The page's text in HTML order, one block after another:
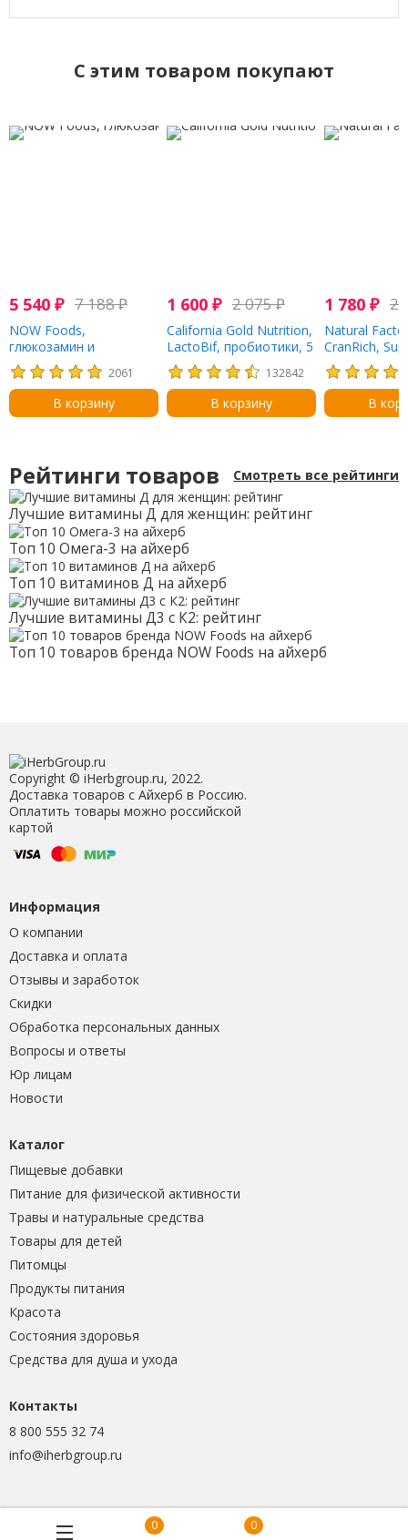
C этим товаром покупают
5 540 ₽ 7 188₽
NOW Foods,
глюкозамин и
хондроитин, с
повышенной силой
действия, 120 таблеток
2061
В корзину
1 600 ₽ 2 075₽
California Gold Nutrition,
LactoBif, пробиотики, 5
млрд КОЕ, 60
растительных капсул
132842
В корзину
1 780 ₽ 2
Natural
CranRich,
Strength,
клюквы, 500
капсул
В
Рейтинги товаров Смотреть все рейтинги
Лучшие витамины Д для женщин: рейтинг
Топ 10 Омега-3 на айхерб
Топ 10 витаминов Д на айхерб
Лучшие витамины Д3 с К2: рейтинг
Топ 10 товаров бренда NOW Foods на айхерб
Copyright © iHerbgroup.ru, 2022.
Доставка товаров с Айхерб в Россию.
Оплатить товары можно российской
картой
Информация
О компании
Доставка и оплата
Отзывы и заработок
Скидки
Обработка персональных данных
Вопросы и ответы
Юр лицам
Новости
Каталог
Пищевые добавки
Питание для физической активности
Травы и натуральные средства
Товары для детей
Питомцы
Продукты питания
Красота
Состояния здоровья
Средства для душа и ухода
Контакты
8 800 555 32 74
info@iherbgroup.ru
0 0